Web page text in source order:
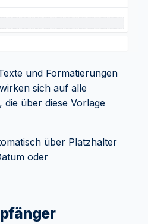
und Formatierungen
sich auf alle
die über diese Vorlage
über Platzhalter
oder